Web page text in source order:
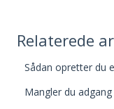
Relaterede
Sådan opretter du
Mangler du